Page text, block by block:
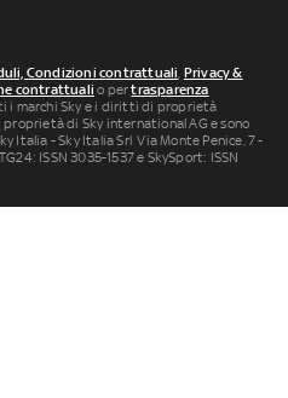
Condizioni contrattuali, Privacy &
contrattuali o pertrasparenza
i marchi Sky e i diritti di proprietà
di Sky international AG e sono
Italia - Sky Italia Srl Via Monte Penice, 7 -
ISSN 3035-1537 e SkySport: ISSN